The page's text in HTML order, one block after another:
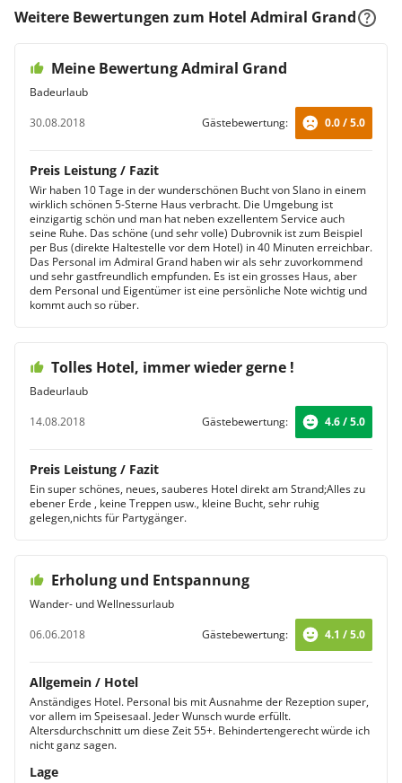
Weitere Bewertungen zum Hotel Admiral Grand
Meine Bewertung Admiral Grand
Badeurlaub
30.08.2018
Gästebewertung: 0.0 / 5.0
Preis Leistung / Fazit
Wir haben 10 Tage in der wunderschönen Bucht von Slano in einem
wirklich schönen 5-Sterne Haus verbracht. Die Umgebung ist
einzigartig schön und man hat neben exzellentem Service auch
seine Ruhe. Das schöne (und sehr volle) Dubrovnik ist zum Beispiel
per Bus (direkte Haltestelle vor dem Hotel) in 40 Minuten erreichbar.
Das Personal im Admiral Grand haben wir als sehr zuvorkommend
und sehr gastfreundlich empfunden. Es ist ein grosses Haus, aber
dem Personal und Eigentümer ist eine persönliche Note wichtig und
kommt auch so rüber.
Tolles Hotel, immer wieder gerne !
Badeurlaub
14.08.2018
Gästebewertung: 4.6 / 5.0
Preis Leistung / Fazit
Ein super schönes, neues, sauberes Hotel direkt am Strand;Alles zu
ebener Erde , keine Treppen usw., kleine Bucht, sehr ruhig
gelegen,nichts für Partygänger.
Erholung und Entspannung
Wander- und Wellnessurlaub
06.06.2018
Gästebewertung: 4.1 / 5.0
Allgemein / Hotel
Anständiges Hotel. Personal bis mit Ausnahme der Rezeption super,
vor allem im Speisesaal. Jeder Wunsch wurde erfüllt.
Altersdurchschnitt um diese Zeit 55+. Behindertengerecht würde ich
nicht ganz sagen.
Lage